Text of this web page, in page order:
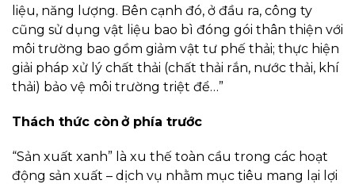
liệu, năng lượng. Bên cạnh đó, ở đầu ra, công ty
cũng sử dụng vật liệu bao bì đóng gói thân thiện với
môi trường bao gồm giảm vật tư phế thải; thực hiện
giải pháp xử lý chất thải (chất thải rắn, nước thải, khí
thải) bảo vệ môi trường triệt để…”
Thách thức còn ở phía trước
“Sản xuất xanh” là xu thế toàn cầu trong các hoạt
động sản xuất – dịch vụ nhằm mục tiêu mang lại lợi